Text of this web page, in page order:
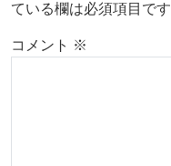
ている欄は必須項目です
コメント ※